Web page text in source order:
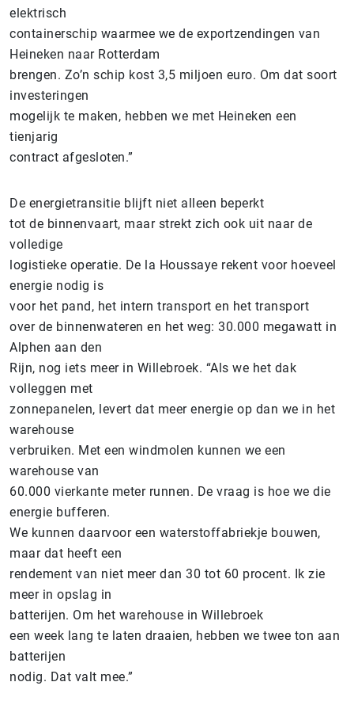
elektrisch
containerschip waarmee we de exportzendingen van
Heineken naar Rotterdam
brengen. Zo’n schip kost 3,5 miljoen euro. Om dat soort
investeringen
mogelijk te maken, hebben we met Heineken een
tienjarig
contract afgesloten.”
De energietransitie blijft niet alleen beperkt
tot de binnenvaart, maar strekt zich ook uit naar de
volledige
logistieke operatie. De la Houssaye rekent voor hoeveel
energie nodig is
voor het pand, het intern transport en het transport
over de binnenwateren en het weg: 30.000 megawatt in
Alphen aan den
Rijn, nog iets meer in Willebroek. “Als we het dak
volleggen met
zonnepanelen, levert dat meer energie op dan we in het
warehouse
verbruiken. Met een windmolen kunnen we een
warehouse van
60.000 vierkante meter runnen. De vraag is hoe we die
energie bufferen.
We kunnen daarvoor een waterstoffabriekje bouwen,
maar dat heeft een
rendement van niet meer dan 30 tot 60 procent. Ik zie
meer in opslag in
batterijen. Om het warehouse in Willebroek
een week lang te laten draaien, hebben we twee ton aan
batterijen
nodig. Dat valt mee.”